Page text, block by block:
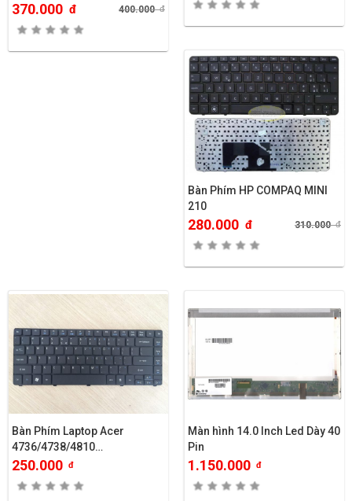
370.000 đ 400.000đ
Bàn Phím HP COMPAQ MINI
210
280.000 đ 310.000đ
Bàn Phím Laptop Acer
4736/4738/4810…
250.000 đ
Màn hình 14.0 Inch Led Dày 40
Pin
1.150.000 đ